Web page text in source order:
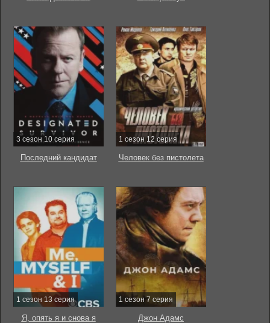
3 сезон 10 серия
Последний кандидат
1 сезон 12 серия
Человек без пистолета
1 сезон 13 серия
Я, опять я и снова я
1 сезон 7 серия
Джон Адамс